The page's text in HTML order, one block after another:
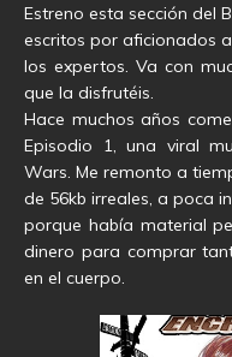
Estreno esta sección del
escritos por aficionados
los expertos. Va con
que la disfrutéis.
Hace muchos años
Episodio 1, una viral
Wars. Me remonto a
de 56kb irreales, a poca
porque había material
dinero para comprar
en el cuerpo.